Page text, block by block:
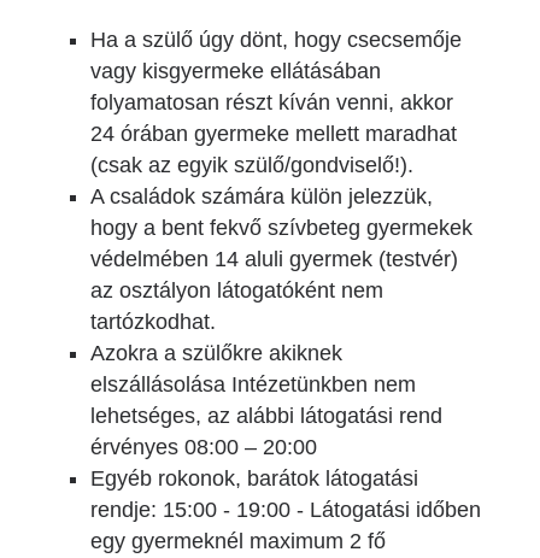
Ha a szülő úgy dönt, hogy csecsemője
vagy kisgyermeke ellátásában
folyamatosan részt kíván venni, akkor
24 órában gyermeke mellett maradhat
(csak az egyik szülő/gondviselő!).
A családok számára külön jelezzük,
hogy a bent fekvő szívbeteg gyermekek
védelmében 14 aluli gyermek (testvér)
az osztályon látogatóként nem
tartózkodhat.
Azokra a szülőkre akiknek
elszállásolása Intézetünkben nem
lehetséges, az alábbi látogatási rend
érvényes 08:00 – 20:00
Egyéb rokonok, barátok látogatási
rendje: 15:00 - 19:00 - Látogatási időben
egy gyermeknél maximum 2 fő